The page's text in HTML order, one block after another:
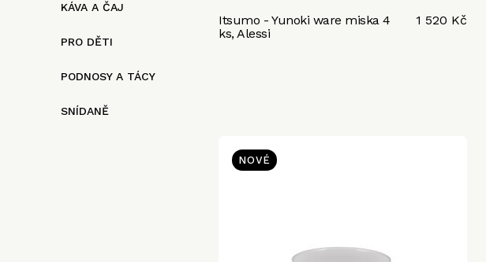
KÁVA A ČAJ
PRO DĚTI
PODNOSY A TÁCY
SNÍDANĚ
Itsumo - Yunoki ware miska 4
ks, Alessi
1 520 Kč
NOVÉ